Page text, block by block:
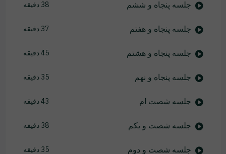
جلسه پنجاه و ششم 38 دقیقه
جلسه پنجاه و هفتم 37 دقیقه
جلسه پنجاه و هشتم 45 دقیقه
جلسه پنجاه و نهم 35 دقیقه
جلسه شصت ام 43 دقیقه
جلسه شصت و یکم 38 دقیقه
جلسه شصت و دوم 35 دقیقه